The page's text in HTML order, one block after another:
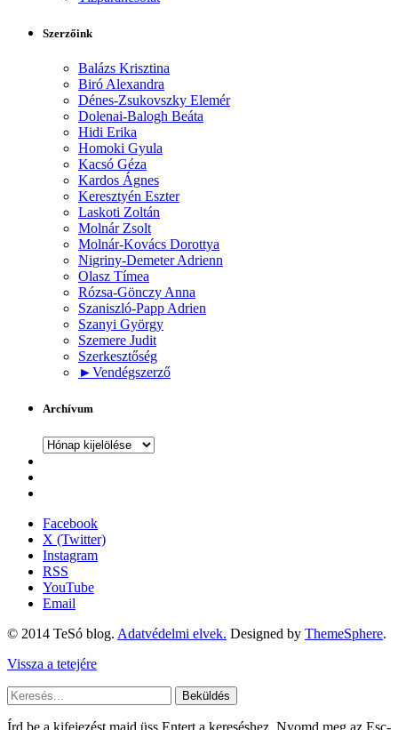
Szerzőink
Balázs Krisztina
Biró Alexandra
Dénes-Zsukovszky Elemér
Dolenai-Balogh Beáta
Hidi Erika
Homoki Gyula
Kacsó Géza
Kardos Ágnes
Keresztyén Eszter
Laskoti Zoltán
Molnár Zsolt
Molnár-Kovács Dorottya
Nigriny-Demeter Adrienn
Olasz Tímea
Rózsa-Gönczy Anna
Szaniszló-Papp Adrien
Szanyi György
Szemere Judit
Szerkesztőség
►Vendégszerző
Archívum
Archívum
Facebook
X (Twitter)
Instagram
RSS
YouTube
Email
© 2014 TeSó blog. Adatvédelmi elvek. Designed by ThemeSphere.
Vissza a tetejére
Beküldés
Írd be a kifejezést majd üss Entert a kereséshez. Nyomd meg az Esc-